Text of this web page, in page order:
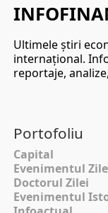
Ultimele ştiri
internaţional.
reportaje,
Portofoliu
Capital
Evenimentul
Doctorul Zilei
Evenimentul